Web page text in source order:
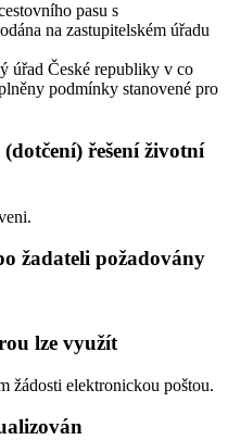
pasu s
na zastupitelském úřadu
úřad České republiky v co
podmínky stanovené pro
řešení životní
žadateli požadovány
lze využít
žádosti elektronickou poštou.